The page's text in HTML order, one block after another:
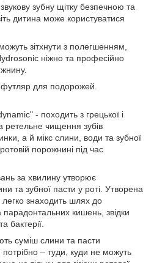
зубну щітку безпечною та
дитина може користуватися
зітхнути з полегшенням,
ніжно та професійно
для подорожей.
- походить з грецької і
ретельне чищення зубів
а й мікс слини, води та зубної
порожнині під час
за хвилину утворює
та зубної пасти у роті. Утворена
знаходить шлях до
парадонтальних кишень, звідки
бактерії.
суміш слини та пасти
– туди, куди не можуть